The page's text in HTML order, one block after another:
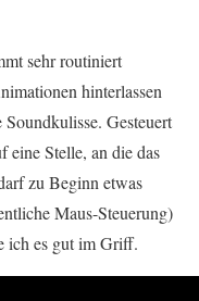
sehr routiniert
hinterlassen
Gesteuert
eine Stelle, an die das
zu Beginn etwas
Maus-Steuerung)
ich es gut im Griff.